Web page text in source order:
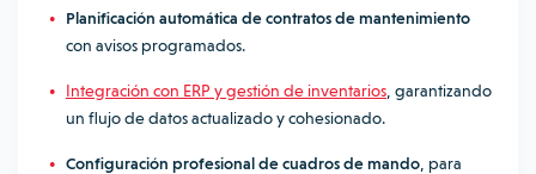
Planificación automática de contratos de mantenimiento
con avisos programados.
Integración con ERP y gestión de inventarios , garantizando
un flujo de datos actualizado y cohesionado.
Configuración profesional de cuadros de mando , para